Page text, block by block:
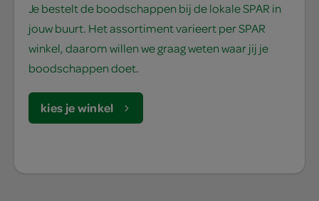
Je bestelt de boodschappen bij de lokale SPAR in
jouw buurt. Het assortiment varieert per SPAR
winkel, daarom willen we graag weten waar jij je
boodschappen doet.
kies je winkel